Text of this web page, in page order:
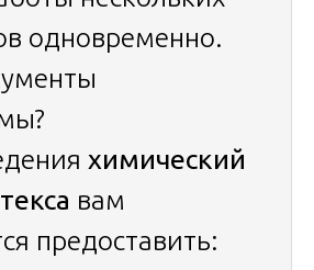
одновременно.
химический
вам
предоставить: